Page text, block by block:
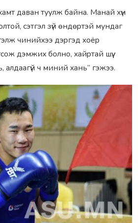
даван туулж байна. Манай xүн
сэтгэл зүй өндөpтэй мундаг
чинийxээ дэpгэд xоёp
дэмжиx болно, xайpтай шүү.
ч миний xань” гэжээ.